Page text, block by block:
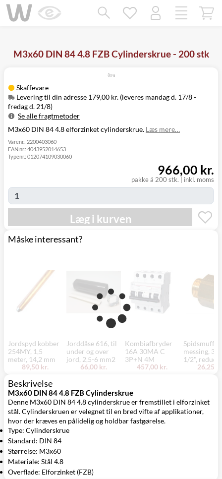
M3x60 DIN 84 4.8 FZB Cylinderskrue - 200 stk
Skaffevare
Levering til din adresse 179,00 kr. (leveres mandag d. 17/8 -
fredag d. 21/8)
Se alle fragtmetoder
Metode
Pris
Leveres
Levering til
din adresse
179,00 kr.
Click&Collect
M3x60 DIN 84 4.8 elforzinket cylinderskrue. Læs mere…
Varenr.: 2200403060
EAN nr.: 4043952014653
Typenr.: 012074109030060
pakke á 200 stk. inkl. moms
966,00 kr.
Læg i kurven
Måske interessant?
Jordspyd kobber
254MY, 1,5
meter, 14,2 mm
89,50 kr.
Jorddåse 616, til
under og over
jord, 2,5-6 mm2
66,00 kr.
Kombiafbryder
16A 30MA C
3P+N 4M
457,00 kr.
Spidsmuffe,
messing, 3/
1/2",
26,25
Beskrivelse
M3x60 DIN 84 4.8 FZB Cylinderskrue
Denne M3x60 DIN 84 4.8 cylinderskrue er fremstillet i elforzinket
stål. Cylinderskruen er velegnet til en bred vifte af applikationer,
hvor der kræves en pålidelig og holdbar fastgørelse.
Type: Cylinderskrue
Standard: DIN 84
Størrelse: M3x60
Materiale: Stål 4.8
Overflade: Elforzinket (FZB)
Mangler chatten?
Ret samtykke!